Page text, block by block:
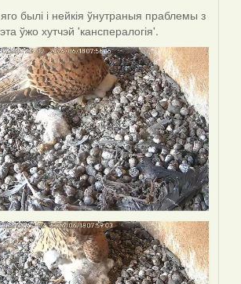
былі і нейкія ўнутраныя праблемы з
ўжо хутчэй 'канспералогія'.